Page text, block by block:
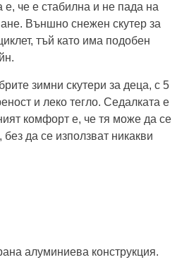
е, че е стабилна и не пада на
Външно снежен скутер за
тъй като има подобен
зимни скутери за деца, с 5
и леко тегло. Седалката е
комфорт е, че тя може да се
да се използват никакви
алуминиева конструкция.